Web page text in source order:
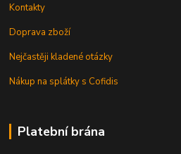
Kontakty
Doprava zboží
Nejčastěji kladené otázky
Nákup na splátky s Cofidis
Platební brána